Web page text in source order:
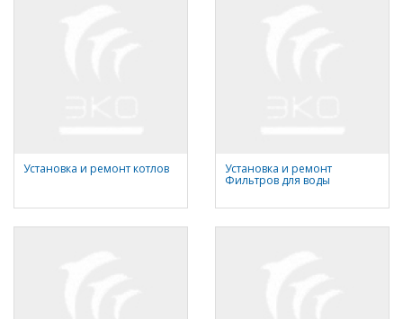
Установка и ремонт котлов Установка и ремонт
Фильтров для воды